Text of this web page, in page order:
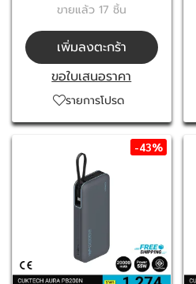
ขายแล้ว 17 ชิ้น
เพิ่มลงตะกร้า
ขอใบเสนอราคา
รายการโปรด
-43%